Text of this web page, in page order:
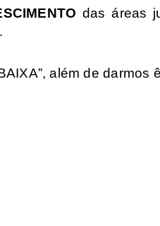
das áreas
além de darmos